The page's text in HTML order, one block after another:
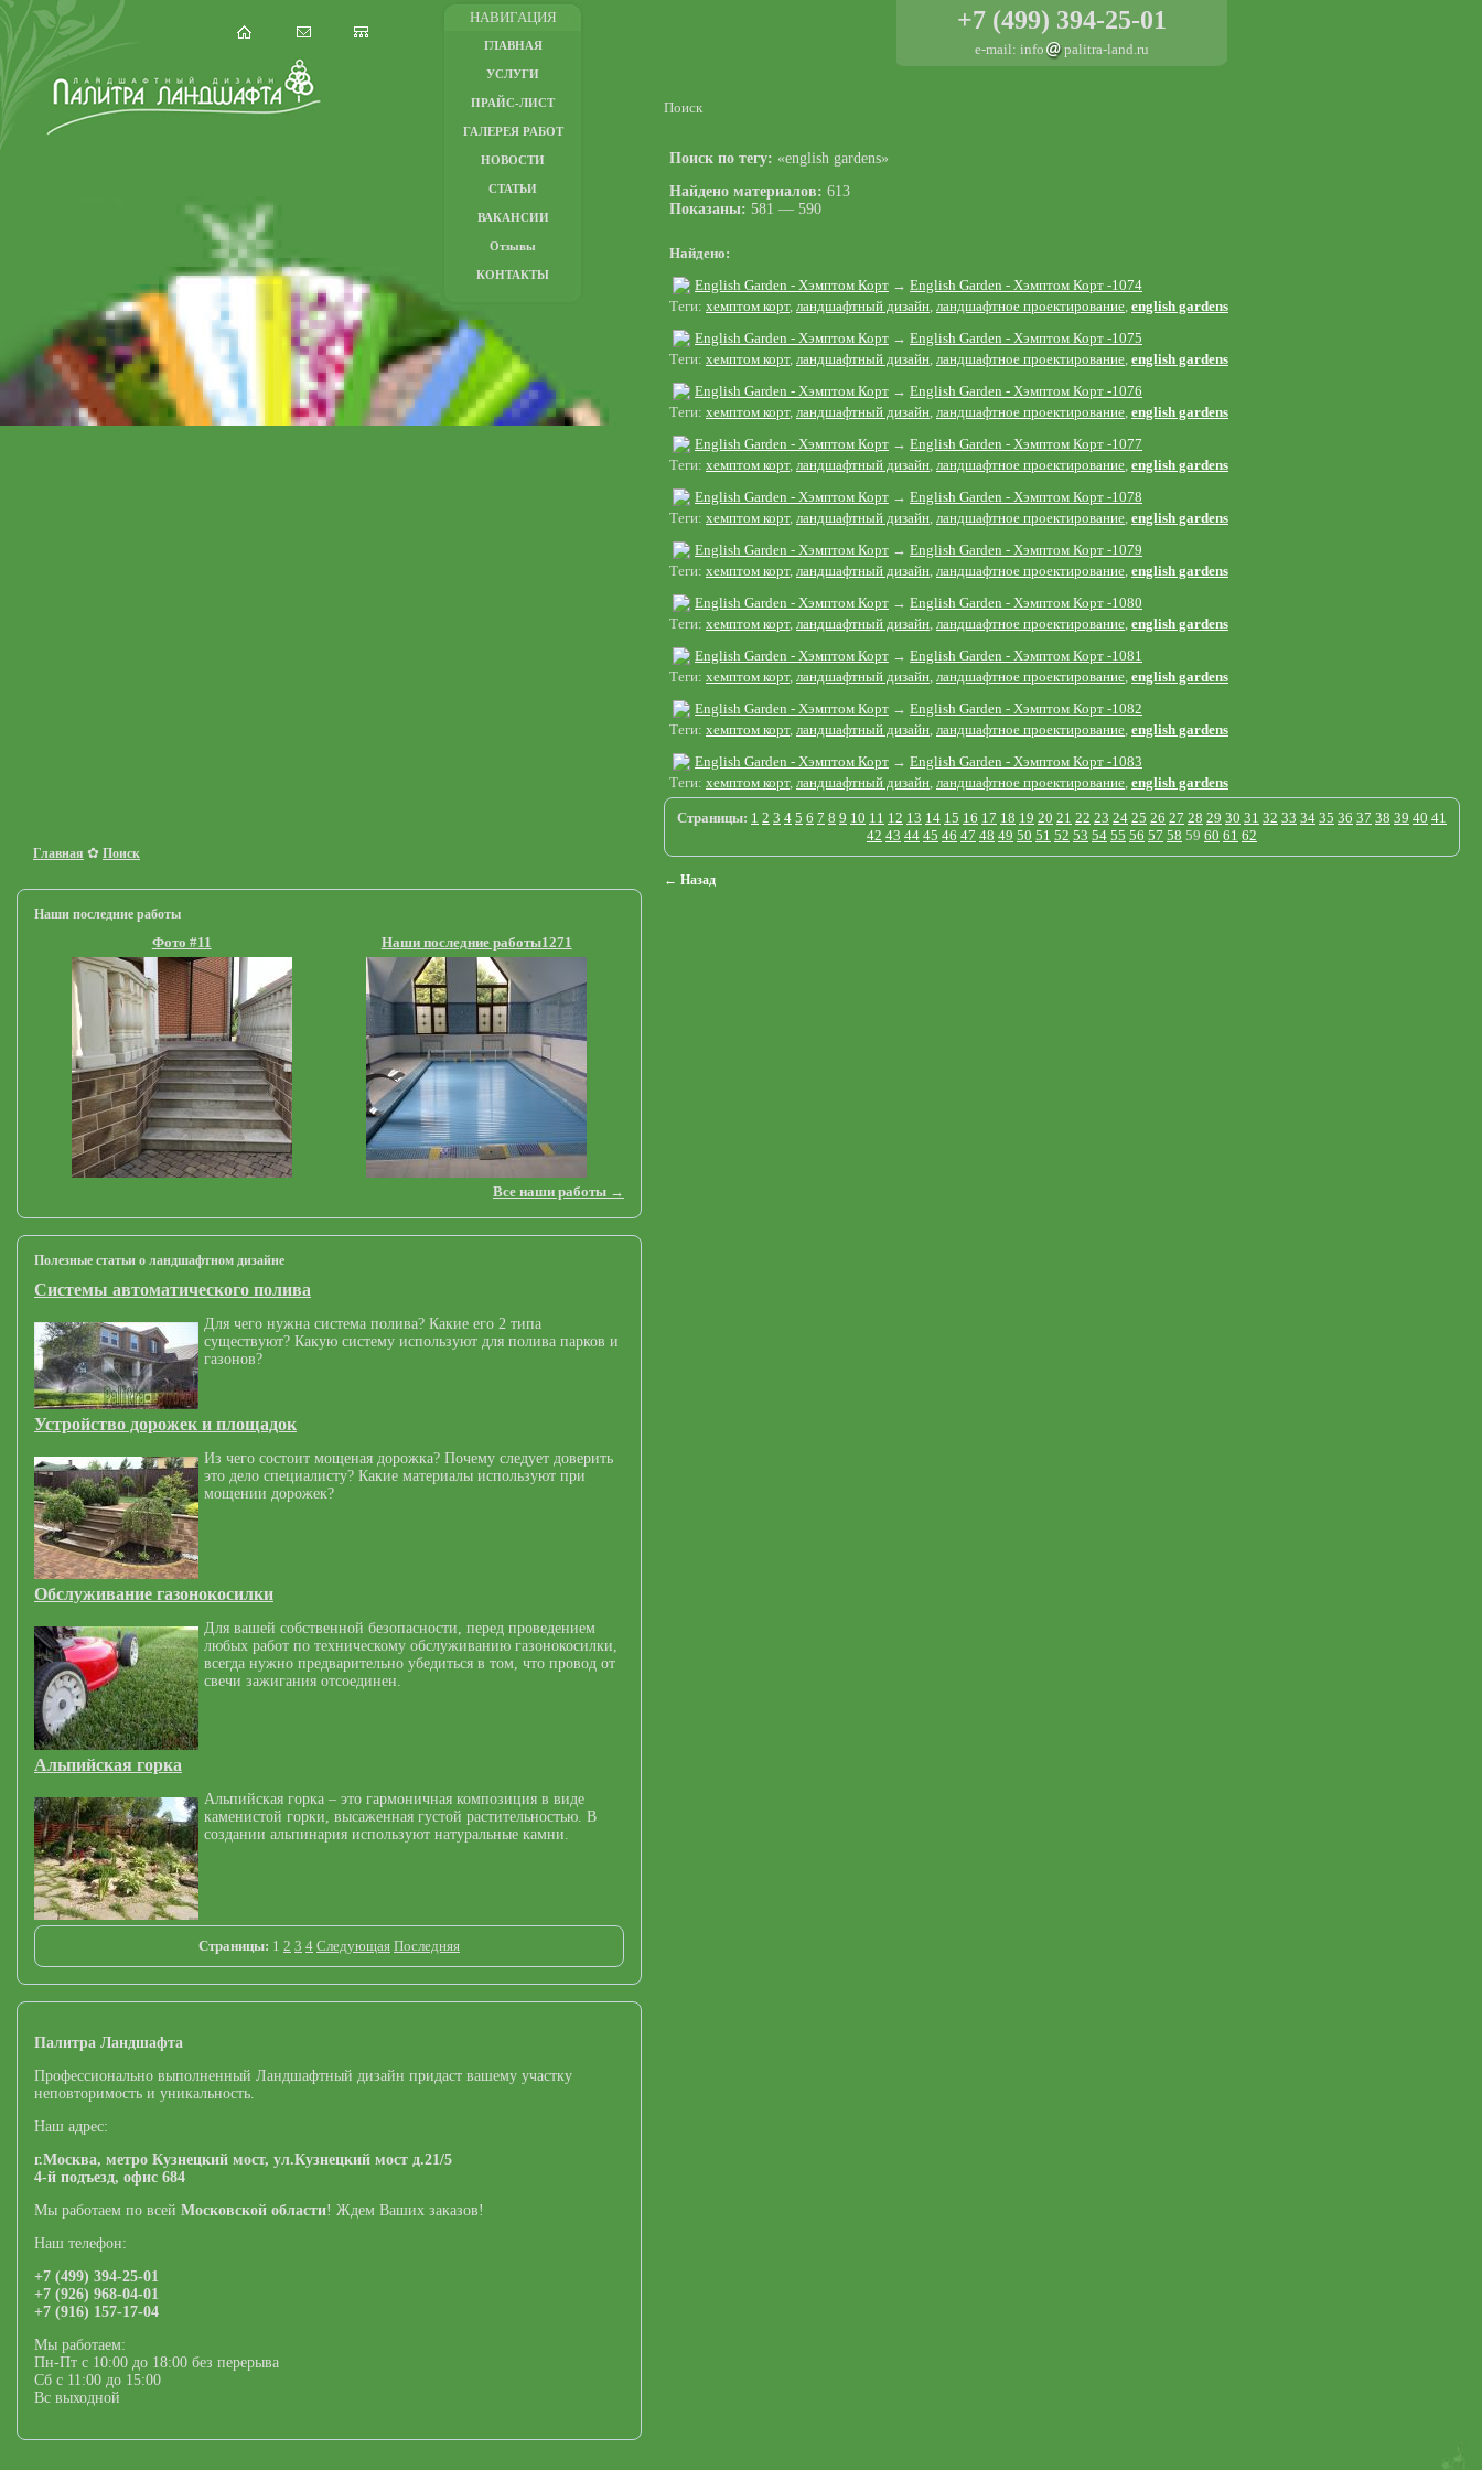
НАВИГАЦИЯ
ГЛАВНАЯ
УСЛУГИ
ПРАЙС-ЛИСТ
ГАЛЕРЕЯ РАБОТ
НОВОСТИ
СТАТЬИ
ВАКАНСИИ
Отзывы
КОНТАКТЫ
Главная ✿ Поиск
Наши последние работы
Фото #11 Наши последние работы1271
Все наши работы →
Полезные статьи о ландшафтном дизайне
Системы автоматического полива
Для чего нужна система полива? Какие его 2 типа
существуют? Какую систему используют для полива парков и
газонов?
Устройство дорожек и площадок
Из чего состоит мощеная дорожка? Почему следует доверить
это дело специалисту? Какие материалы используют при
мощении дорожек?
Обслуживание газонокосилки
Для вашей собственной безопасности, перед проведением
любых работ по техническому обслуживанию газонокосилки,
всегда нужно предварительно убедиться в том, что провод от
свечи зажигания отсоединен.
Альпийская горка
Альпийская горка – это гармоничная композиция в виде
каменистой горки, высаженная густой растительностью. В
создании альпинария используют натуральные камни.
Страницы: 1 2 3 4 Следующая Последняя
Палитра Ландшафта
Профессионально выполненный Ландшафтный дизайн придаст вашему участку
неповторимость и уникальность.
Наш адрес:
г.Москва, метро Кузнецкий мост, ул.Кузнецкий мост д.21/5
4-й подъезд, офис 684
Мы работаем по всей Московской области! Ждем Ваших заказов!
Наш телефон:
+7 (499) 394-25-01
+7 (926) 968-04-01
+7 (916) 157-17-04
Мы работаем:
Пн-Пт с 10:00 до 18:00 без перерыва
Сб с 11:00 до 15:00
Вс выходной
+7 (499) 394-25-01
e-mail: info palitra-land.ru
Поиск
Поиск по тегу: «english gardens»
Найдено материалов: 613
Показаны: 581 — 590
Найдено:
English Garden - Хэмптом Корт → English Garden - Хэмптом Корт -1074
Теги: хемптом корт, ландшафтный дизайн, ландшафтное проектирование, english gardens
English Garden - Хэмптом Корт → English Garden - Хэмптом Корт -1075
Теги: хемптом корт, ландшафтный дизайн, ландшафтное проектирование, english gardens
English Garden - Хэмптом Корт → English Garden - Хэмптом Корт -1076
Теги: хемптом корт, ландшафтный дизайн, ландшафтное проектирование, english gardens
English Garden - Хэмптом Корт → English Garden - Хэмптом Корт -1077
Теги: хемптом корт, ландшафтный дизайн, ландшафтное проектирование, english gardens
English Garden - Хэмптом Корт → English Garden - Хэмптом Корт -1078
Теги: хемптом корт, ландшафтный дизайн, ландшафтное проектирование, english gardens
English Garden - Хэмптом Корт → English Garden - Хэмптом Корт -1079
Теги: хемптом корт, ландшафтный дизайн, ландшафтное проектирование, english gardens
English Garden - Хэмптом Корт → English Garden - Хэмптом Корт -1080
Теги: хемптом корт, ландшафтный дизайн, ландшафтное проектирование, english gardens
English Garden - Хэмптом Корт → English Garden - Хэмптом Корт -1081
Теги: хемптом корт, ландшафтный дизайн, ландшафтное проектирование, english gardens
English Garden - Хэмптом Корт → English Garden - Хэмптом Корт -1082
Теги: хемптом корт, ландшафтный дизайн, ландшафтное проектирование, english gardens
English Garden - Хэмптом Корт → English Garden - Хэмптом Корт -1083
Теги: хемптом корт, ландшафтный дизайн, ландшафтное проектирование, english gardens
Страницы: 1 2 3 4 5 6 7 8 9 10 11 12 13 14 15 16 17 18 19 20 21 22 23 24 25 26 27 28 29 30 31 32 33 34 35 36 37 38 39 40 41
42 43 44 45 46 47 48 49 50 51 52 53 54 55 56 57 58 59 60 61 62
← Назад